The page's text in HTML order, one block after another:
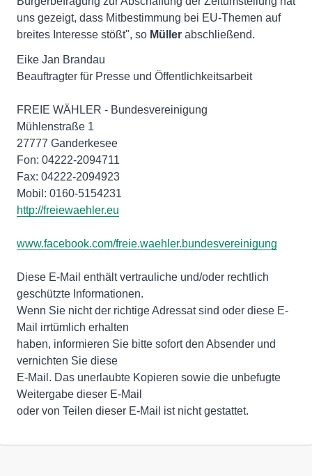
uns gezeigt, dass Mitbestimmung bei EU-Themen auf
breites Interesse stößt", so Müller abschließend.
Eike Jan Brandau
Beauftragter für Presse und Öffentlichkeitsarbeit
FREIE WÄHLER - Bundesvereinigung
Mühlenstraße 1
27777 Ganderkesee
Fon: 04222-2094711
Fax: 04222-2094923
http://freiewaehler.eu
www.facebook.com/freie.waehler.bundesvereinigung
Diese E-Mail enthält vertrauliche und/oder rechtlich
geschützte Informationen.
Wenn Sie nicht der richtige Adressat sind oder diese E-
Mail irrtümlich erhalten
haben, informieren Sie bitte sofort den Absender und
vernichten Sie diese
E-Mail. Das unerlaubte Kopieren sowie die unbefugte
Weitergabe dieser E-Mail